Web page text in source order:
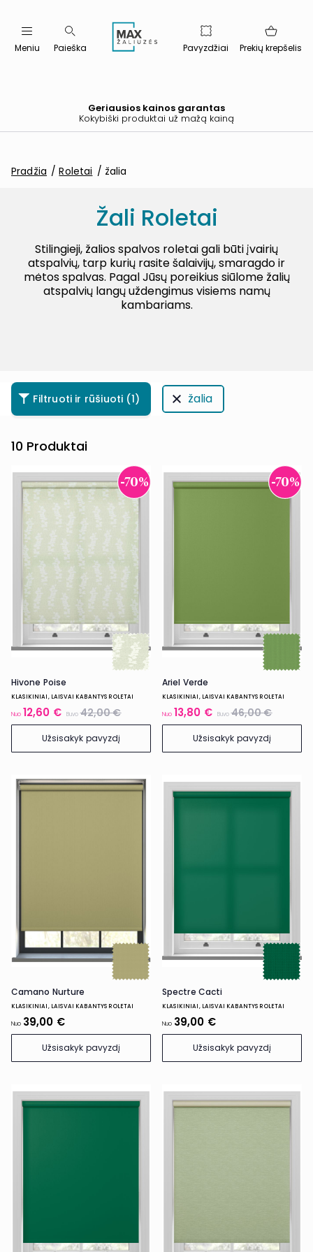
Meniu Paieška Pavyzdžiai Prekių krepšelis
Geriausios kainos garantas
Kokybiški produktai už mažą kainą
Pradžia Roletai žalia
Žali Roletai
Stilingieji, žalios spalvos roletai gali būti įvairių
atspalvių, tarp kurių rasite šalaivijų, smaragdo ir
mėtos spalvas. Pagal Jūsų poreikius siūlome žalių
atspalvių langų uždengimus visiems namų
kambariams.
Filtruoti ir rūšiuoti (1) žalia
10 Produktai
-70%
Hivone Poise
KLASIKINIAI, LAISVAI KABANTYS ROLETAI
Nuo 12,60 € Buvo42,00 €
Užsisakyk pavyzdį
-70%
Ariel Verde
KLASIKINIAI, LAISVAI KABANTYS ROLETAI
Nuo 13,80 € Buvo46,00 €
Užsisakyk pavyzdį
Camano Nurture
KLASIKINIAI, LAISVAI KABANTYS ROLETAI
Nuo 39,00 €
Užsisakyk pavyzdį
Spectre Cacti
KLASIKINIAI, LAISVAI KABANTYS ROLETAI
Nuo 39,00 €
Užsisakyk pavyzdį